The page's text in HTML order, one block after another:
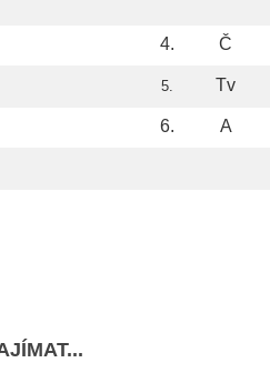
4. Č
5. Tv
6. A